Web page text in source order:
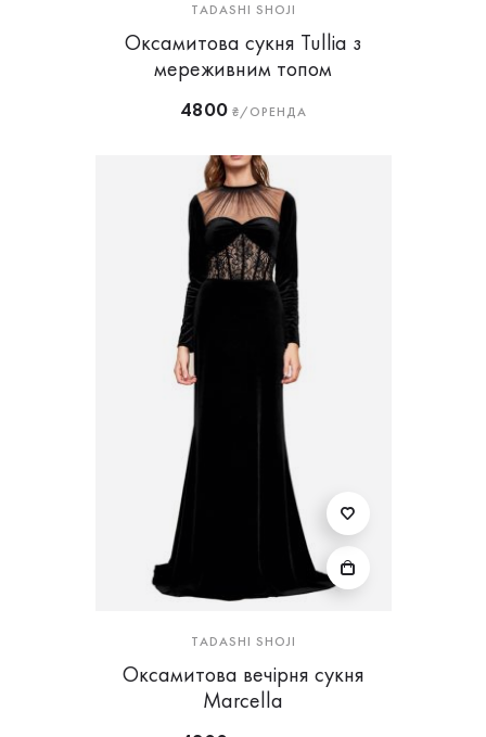
TADASHI SHOJI
Оксамитова сукня Tullia з
мереживним топом
4800₴/ОРЕНДА
TADASHI SHOJI
Оксамитова вечірня сукня
Marcella